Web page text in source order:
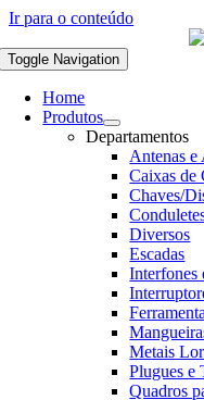
Ir para o conteúdo
Toggle Navigation
Home
Produtos
Departamentos
Antenas e
Caixas de
Chaves/
Diversos
Escadas
Interfones
Metais
Plugues e
Quadros